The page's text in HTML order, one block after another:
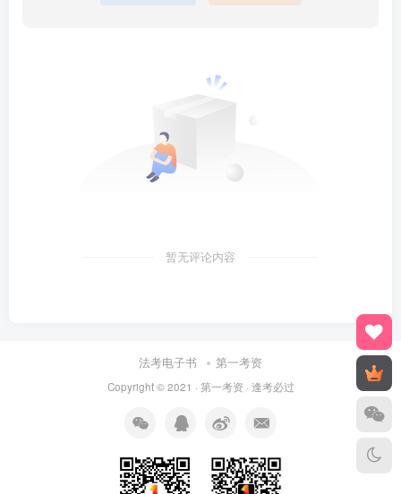
暂无评论内容
法考电子书 第一考资
Copyright © 2021 · 第一考资 · 逢考必过